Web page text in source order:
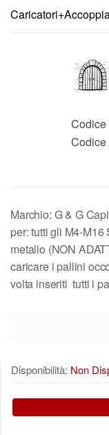
Codice
Codice
Marchio: G & G
per: tutti gli M4-
metallo (NON
caricare i pallini
volta inseriti tutti i
Disponibilità: Non